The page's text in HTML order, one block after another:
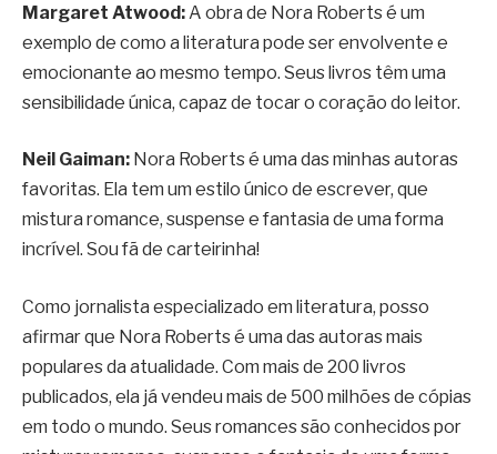
Margaret Atwood: A obra de Nora Roberts é um
exemplo de como a literatura pode ser envolvente e
emocionante ao mesmo tempo. Seus livros têm uma
sensibilidade única, capaz de tocar o coração do leitor.
Neil Gaiman: Nora Roberts é uma das minhas autoras
favoritas. Ela tem um estilo único de escrever, que
mistura romance, suspense e fantasia de uma forma
incrível. Sou fã de carteirinha!
Como jornalista especializado em literatura, posso
afirmar que Nora Roberts é uma das autoras mais
populares da atualidade. Com mais de 200 livros
publicados, ela já vendeu mais de 500 milhões de cópias
em todo o mundo. Seus romances são conhecidos por